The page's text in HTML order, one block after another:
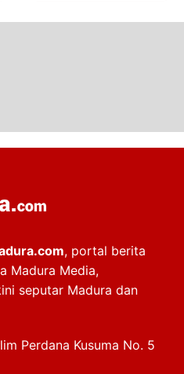
, portal berita
Madura Media,
seputar Madura dan
Perdana Kusuma No. 5